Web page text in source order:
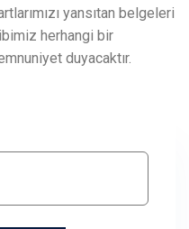
yansıtan belgeleri
herhangi bir
duyacaktır.